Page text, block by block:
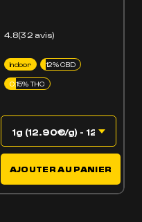
AJOUTER AU PANIER
Indoor 12% CBD
0.15% THC
4.8(32 avis)